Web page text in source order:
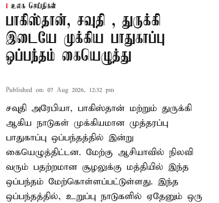
உலக செய்திகள்
பாகிஸ்தான், சவுதி , துருக்கி
இடையே முக்கிய பாதுகாப்பு
ஒப்பந்தம் கையெழுத்து
Published on: 07 Aug 2026, 12:32 pm
சவுதி அரேபியா, பாகிஸ்தான் மற்றும் துருக்கி
ஆகிய நாடுகள் முக்கியமான முத்தரப்பு
பாதுகாப்பு ஒப்பந்தத்தில் இன்று
கையெழுத்திட்டன. மேற்கு ஆசியாவில் நிலவி
வரும் பதற்றமான சூழலுக்கு மத்தியில் இந்த
ஒப்பந்தம் மேற்கொள்ளப்பட்டுள்ளது. இந்த
ஒப்பந்தத்தில், உறுப்பு நாடுகளில் ஏதேனும் ஒரு